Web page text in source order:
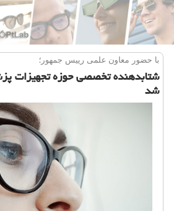
با حضور معاون علمی رییس جمهور؛
شتابدهنده تخصصی حوزه تجهیزات
شد